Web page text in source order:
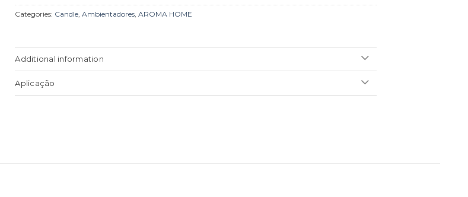
Categories: Candle ,Ambientadores ,AROMA HOME
Additional information
Aplicação